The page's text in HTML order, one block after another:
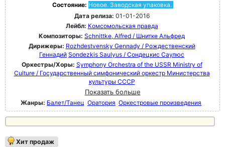
Состояние: Новое. Заводская упаковка.
Дата релиза: 01-01-2016
Лейбл: Комсомольская правда
Композиторы: Schnittke, Alfred / Шнитке Альфред
Дирижеры: Rozhdestvensky Gennady / Рождественский
Геннадий Sondezkis Saulyus / Сондецкис Саулюс
Оркестры/Хоры: Symphony Orchestra of the USSR Ministry of
Culture / Государственный симфонический оркестр Министерства
культуры СССР
Показать больше
Жанры: Балет/Танец Оратория Оркестровые произведения
Хит продаж